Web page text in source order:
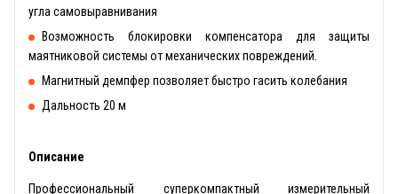
угла самовыравнивания
Возможность блокировки компенсатора для защиты
маятниковой системы от механических повреждений.
Магнитный демпфер позволяет быстро гасить колебания
Дальность 20 м
Описание
Профессиональный суперкомпактный измерительный